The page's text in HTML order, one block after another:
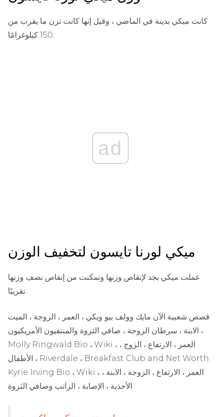
كانت ميكي بدينة في الماضي ، وقيل إنها كانت تزن ما يقرب من
ad
ميكي لورنا تايسون لتخفيف الوزن
عملت ميكي بجد لإنقاص وزنها وتمكنت من إنقاص نصف وزنها
قصص شعبية الآن مايك وولف بيو ويكي ، العمر ، الزوجة ، الميت
، الابنة ، سرطان الزوجة ، صافي الثروة والمنتقيون الأمريكيون
Molly Ringwald Bio ، Wiki ، العمر ، الارتفاع ، الزوج ،
الأطفال ، Riverdale ، Breakfast Club and Net Worth
Kyrie Irving Bio ، Wiki ، العمر ، الارتفاع ، الزوجة ، الابنة ،
الأحذية ، الإصابة ، الراتب وصافي الثروة